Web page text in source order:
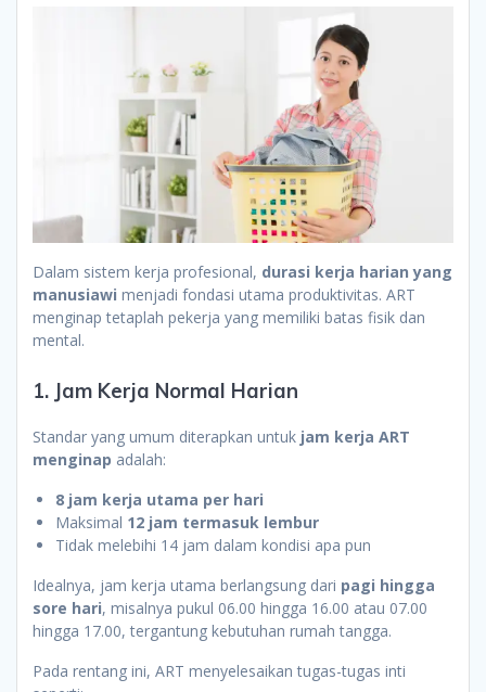
Dalam sistem kerja profesional, durasi kerja harian yang
manusiawi menjadi fondasi utama produktivitas. ART
menginap tetaplah pekerja yang memiliki batas fisik dan
mental.
1. Jam Kerja Normal Harian
Standar yang umum diterapkan untuk jam kerja ART
menginap adalah:
8 jam kerja utama per hari
Maksimal 12 jam termasuk lembur
Tidak melebihi 14 jam dalam kondisi apa pun
Idealnya, jam kerja utama berlangsung dari pagi hingga
sore hari, misalnya pukul 06.00 hingga 16.00 atau 07.00
hingga 17.00, tergantung kebutuhan rumah tangga.
Pada rentang ini, ART menyelesaikan tugas-tugas inti